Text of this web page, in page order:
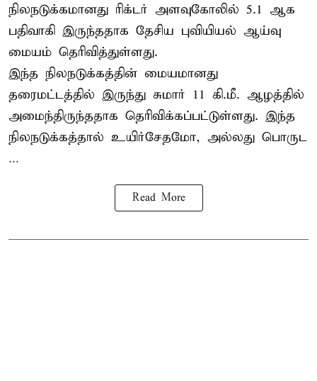
நிலநடுக்கமானது ரிக்டர் அளவுகோலில் 5.1 ஆக
பதிவாகி இருந்ததாக தேசிய புவியியல் ஆய்வு
மையம் தெரிவித்துள்ளது.
இந்த நிலநடுக்கத்தின் மையமானது
தரைமட்டத்தில் இருந்து சுமார் 11 கி.மீ. ஆழத்தில்
அமைந்திருந்ததாக தெரிவிக்கப்பட்டுள்ளது. இந்த
நிலநடுக்கத்தால் உயிர்சேதமோ, அல்லது பொருட
...
Read More